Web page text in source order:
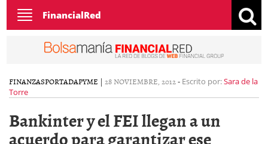
Toggle
navigation
FinancialRed
FINANZASPORTADAPYME | 28 NOVIEMBRE, 2012- Escrito por:Sara de la
Torre
Bankinter y el FEI llegan a un
acuerdo para garantizar ese